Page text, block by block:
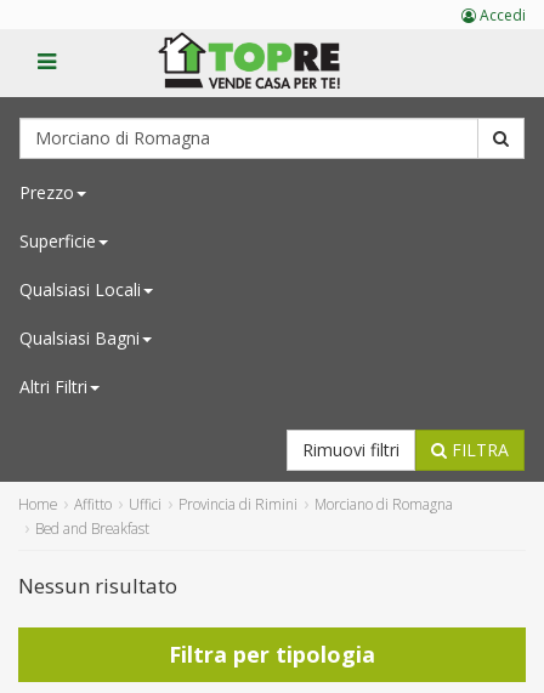
Prezzo
Superficie
Qualsiasi Locali
Qualsiasi Bagni
Altri Filtri
FILTRA
Rimuovi filtri
Home Affitto Uffici Provincia di Rimini
Morciano di Romagna
Bed and Breakfast
Nessun risultato
Filtra per tipologia
Accedi